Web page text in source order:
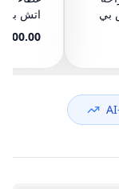
بي
400.00